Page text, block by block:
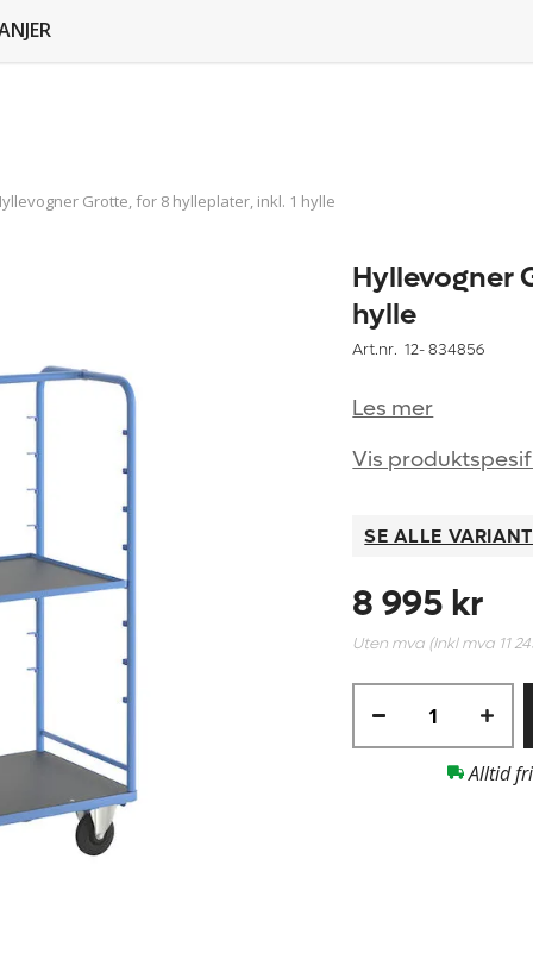
Grotte, for 8 hylleplater, inkl. 1 hylle
Hyllevogner
hylle
Art.nr. 12-834856
Les mer
Vis
SE ALLE
8 995 kr
Uten mva (Inkl mva 11
Alltid